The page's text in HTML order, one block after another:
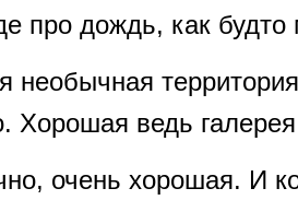
про дождь, как
необычная
Хорошая ведь
очень хорошая. И